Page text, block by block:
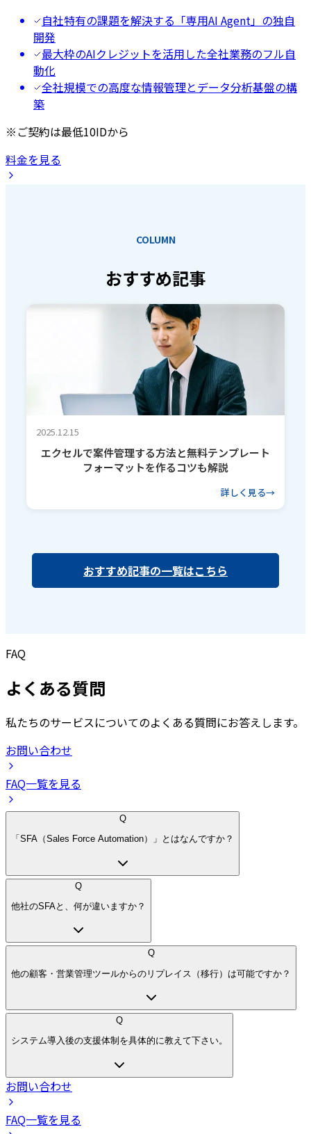
自社特有の課題を解決する「専用AI Agent」の独自
開発
最大枠のAIクレジットを活用した全社業務のフル自
動化
全社規模での高度な情報管理とデータ分析基盤の構
築
※ご契約は最低10IDから
料金を見る
COLUMN
おすすめ記事
2025.12.15
エクセルで案件管理する方法と無料テンプレート
フォーマットを作るコツも解説
詳しく見る
おすすめ記事の一覧はこちら
FAQ
よくある質問
私たちのサービスについてのよくある質問にお答えします。
お問い合わせ
FAQ一覧を見る
Q
「SFA（Sales Force Automation）」とはなんですか？
Q
他社のSFAと、何が違いますか？
Q
他の顧客・営業管理ツールからのリプレイス（移行）は可能ですか？
Q
システム導入後の支援体制を具体的に教えて下さい。
お問い合わせ
FAQ一覧を見る